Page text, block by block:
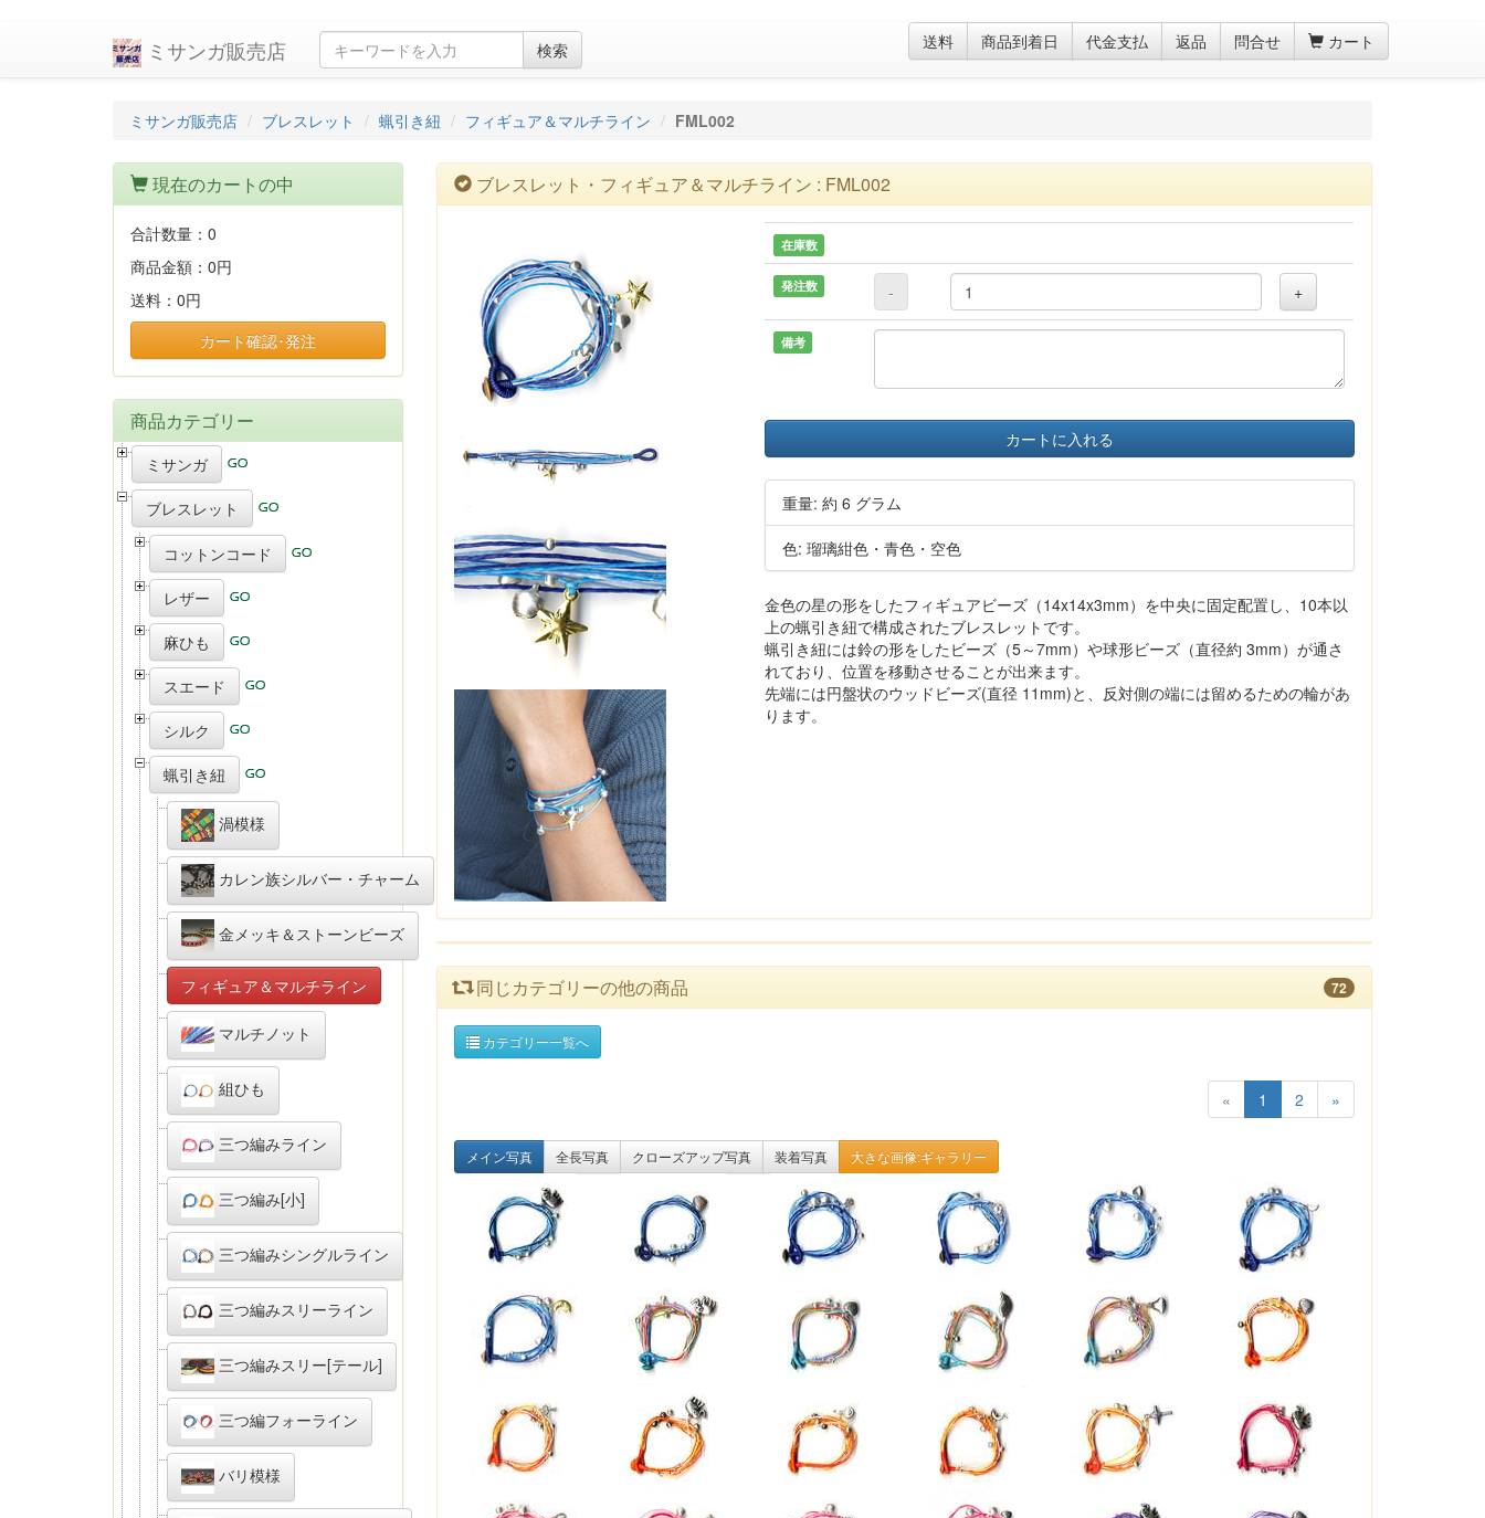
ミサンガ販売店 検索 送料 商品到着日 代金支払 返品 問合せ カート
ミサンガ販売店 ブレスレット 蝋引き紐 フィギュア＆マルチライン FML002
ブレスレット・フィギュア＆マルチライン : FML002
在庫数
発注数 - +
備考
カートに入れる
重量: 約 6 グラム
色: 瑠璃紺色・青色・空色
金色の星の形をしたフィギュアビーズ（14x14x3mm）を中央に固定配置し、10本以
上の蝋引き紐で構成されたブレスレットです。
蝋引き紐には鈴の形をしたビーズ（5～7mm）や球形ビーズ（直径約 3mm）が通さ
れており、位置を移動させることが出来ます。
先端には円盤状のウッドビーズ(直径 11mm)と、反対側の端には留めるための輪があ
ります。
同じカテゴリーの他の商品 72
カテゴリー一覧へ
« 1 2 »
メイン写真 全長写真 クローズアップ写真 装着写真 大きな画像:ギャラリー
現在のカートの中
合計数量： 0
商品金額： 0円
送料： 0円
カート確認･発注
商品カテゴリー
ミサンガ
ブレスレット
コットンコード
レザー
麻ひも
スエード
シルク
蝋引き紐
渦模様
カレン族シルバー・チャーム
金メッキ＆ストーンビーズ
フィギュア＆マルチライン
マルチノット
組ひも
三つ編みライン
三つ編み[小]
三つ編みシングルライン
三つ編みスリーライン
三つ編みスリー[テール]
三つ編フォーライン
バリ模様